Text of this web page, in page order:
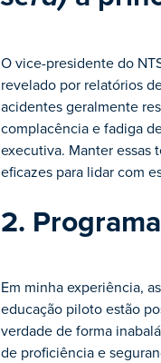
O vice-presidente do
revelado por relatórios
acidentes geralmente
complacência e fadiga
executiva. Manter essas
eficazes para lidar com
2.
Em minha experiência,
educação piloto estão
verdade de forma
de proficiência e